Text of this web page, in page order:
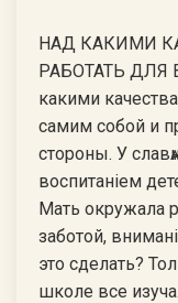
НАД КАКИМИ
РАБОТАТЬ ДЛЯ
какими
самим собой и
стороны. У
воспитанiем
Мать окружала
заботой,
это сделать?
школе все